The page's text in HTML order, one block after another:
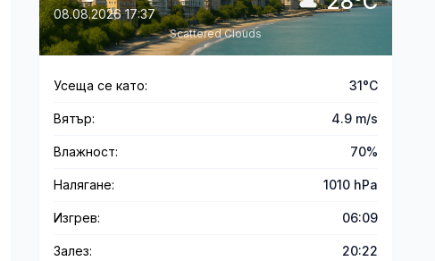
08.08.2026 17:37
Scattered Clouds
Усеща се като: 31°C
Вятър: 4.9 m/s
Влажност: 70%
Налягане: 1010 hPa
Изгрев: 06:09
Залез: 20:22